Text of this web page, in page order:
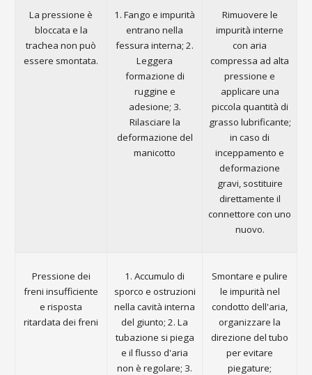
La pressione è
bloccata e la
trachea non può
essere smontata.
1. Fango e impurità
entrano nella
fessura interna; 2.
Leggera
formazione di
ruggine e
adesione; 3.
Rilasciare la
deformazione del
manicotto
Rimuovere le
impurità interne
con aria
compressa ad alta
pressione e
applicare una
piccola quantità di
grasso lubrificante;
in caso di
inceppamento e
deformazione
gravi, sostituire
direttamente il
connettore con uno
nuovo.
Pressione dei
freni insufficiente
e risposta
ritardata dei freni
1. Accumulo di
sporco e ostruzioni
nella cavità interna
del giunto; 2. La
tubazione si piega
e il flusso d'aria
non è regolare; 3.
Smontare e pulire
le impurità nel
condotto dell'aria,
organizzare la
direzione del tubo
per evitare
piegature;